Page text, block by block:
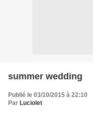
summer wedding
Publié le 03/10/2015 à 22:10
Par Luciolet